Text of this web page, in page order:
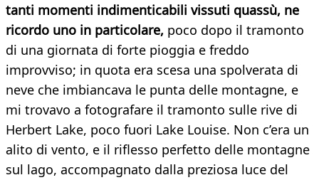
tanti momenti indimenticabili vissuti quassù, ne
ricordo uno in particolare, poco dopo il tramonto
di una giornata di forte pioggia e freddo
improvviso; in quota era scesa una spolverata di
neve che imbiancava le punta delle montagne, e
mi trovavo a fotografare il tramonto sulle rive di
Herbert Lake, poco fuori Lake Louise. Non c’era un
alito di vento, e il riflesso perfetto delle montagne
sul lago, accompagnato dalla preziosa luce del